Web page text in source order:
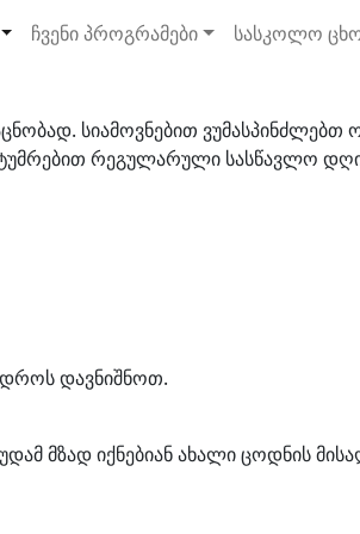
ჩვენი პროგრამები სასკოლო
სიამოვნებით
რეგულარული სასწავლო
დროს დავნიშნოთ.
მზად იქნებიან ახალი ცოდნის